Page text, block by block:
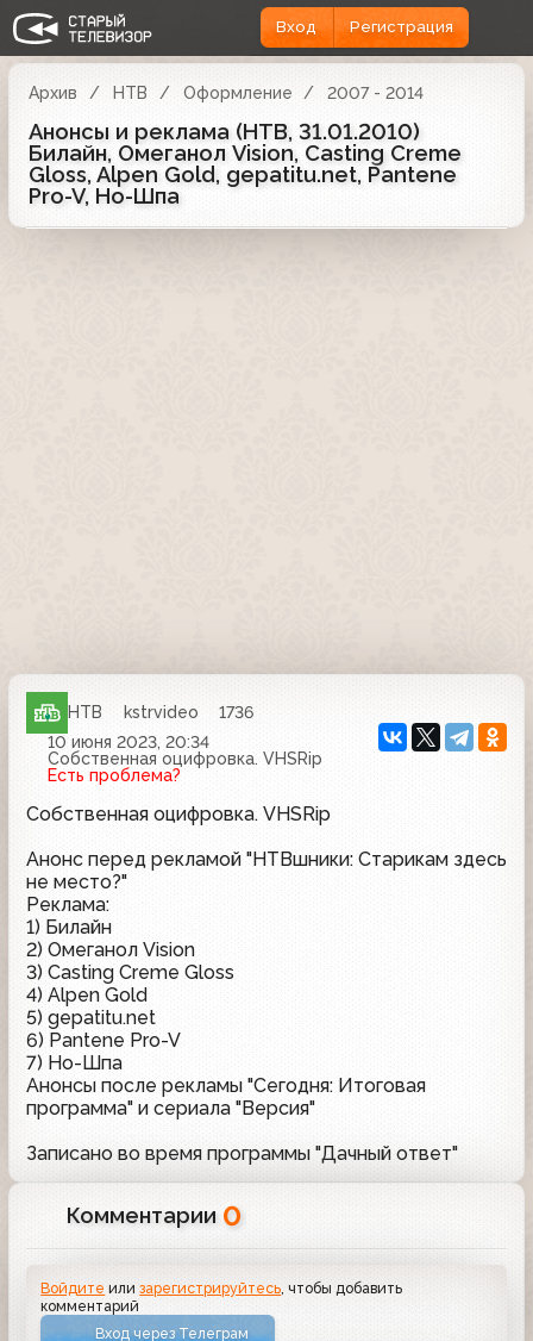
Вход Регистрация
Архив НТВ Оформление 2007 - 2014
Анонсы и реклама (НТВ, 31.01.2010)
Билайн, Омеганол Vision, Casting Creme
Gloss, Alpen Gold, gepatitu.net, Pantene
Pro-V, Но-Шпа
НТВ kstrvideo
1736
10 июня 2023, 20:34
Собственная оцифровка. VHSRip
Есть проблема?
Собственная оцифровка. VHSRip
Анонс перед рекламой "НТВшники: Старикам здесь
не место?"
Реклама:
1) Билайн
2) Омеганол Vision
3) Casting Creme Gloss
4) Alpen Gold
5) gepatitu.net
6) Pantene Pro-V
7) Но-Шпа
Анонсы после рекламы "Сегодня: Итоговая
программа" и сериала "Версия"
Записано во время программы "Дачный ответ"
Комментарии 0
Войдите илизарегистрируйтесь , чтобы добавить
комментарий
Вход через Телеграм